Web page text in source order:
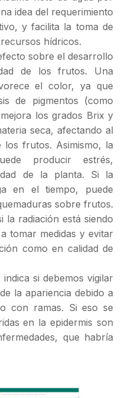
idea del requerimiento
y facilita la toma de
hídricos.
sobre el desarrollo
de los frutos. Una
el color, ya que
de pigmentos (como
los grados Brix y
seca, afectando al
los frutos. Asimismo, la
producir estrés,
de la planta. Si la
en el tiempo, puede
sobre frutos.
la radiación está siendo
tomar medidas y evitar
como en calidad de
indica si debemos vigilar
la apariencia debido a
con ramas. Si eso se
en la epidermis son
que habría